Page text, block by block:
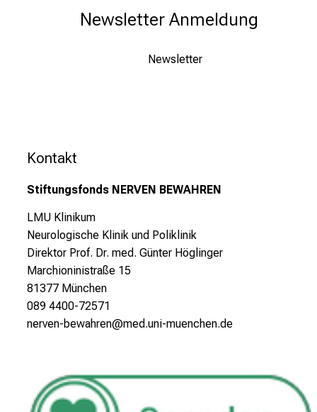
Newsletter Anmeldung
Newsletter
Kontakt
Stiftungsfonds NERVEN BEWAHREN
LMU Klinikum
Neurologische Klinik und Poliklinik
Direktor Prof. Dr. med. Günter Höglinger
Marchioninistraße 15
81377 München
089 4400-72571
nerven-bewahren@med.uni-muenchen.de